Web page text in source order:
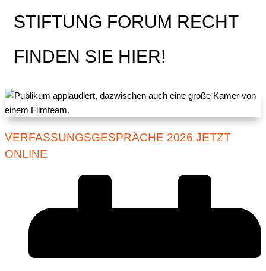
STIFTUNG FORUM RECHT
FINDEN SIE HIER!
VERFASSUNGSGESPRÄCHE 2026 JETZT
ONLINE